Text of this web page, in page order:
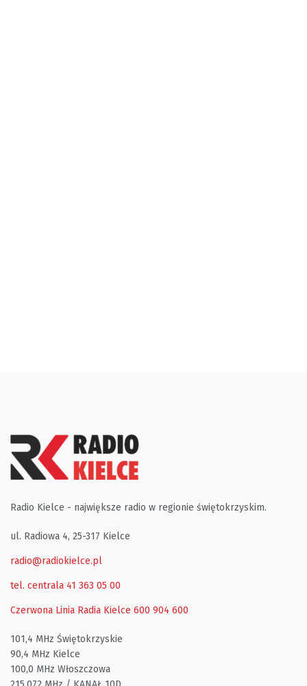
Radio Kielce - największe radio w regionie świętokrzyskim.
ul. Radiowa 4, 25-317 Kielce
radio@radiokielce.pl
tel. centrala 41 363 05 00
Czerwona Linia Radia Kielce 600 904 600
101,4 MHz Świętokrzyskie
90,4 MHz Kielce
100,0 MHz Włoszczowa